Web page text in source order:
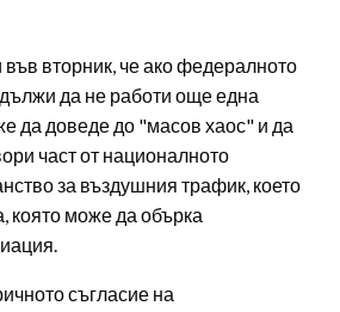
вторник, че ако федералното
да не работи още една
да доведе до "масов хаос" и да
част от националното
за въздушния трафик, което
която може да обърка
съгласие на